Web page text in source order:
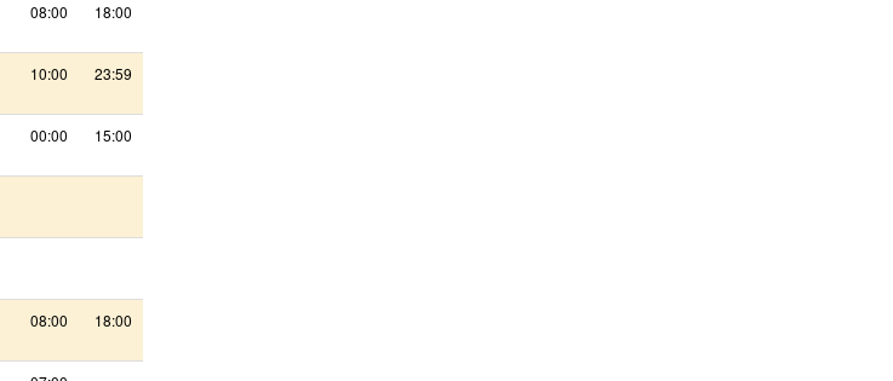
08:00 18:00
10:00 23:59
00:00 15:00
08:00 18:00